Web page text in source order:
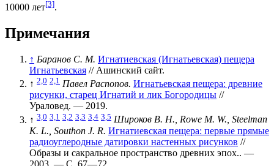
10000 лет[3].
Примечания
↑ Баранов С. М. Игнатиевская (Игнатьевская) пещера
Игнатьевская // Ашинский сайт.
↑ 2,0 2,1 Павел Распопов. Игнатьевская пещера: древние
рисунки, старец Игнатий и лик Богородицы //
Ураловед. — 2019.
↑ 3,0 3,1 3,2 3,3 3,4 3,5 Широков В. Н., Rowe M. W., Steelman
K. L., Southon J. R. Игнатиевская пещера: первые прямые
радиоуглеродные датировки настенных рисунков //
Образы и сакральное пространство древних эпох.. —
2003. — С. 67—72.